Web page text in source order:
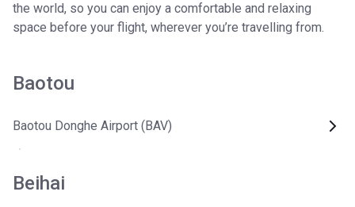
the world, so you can enjoy a comfortable and relaxing
space before your flight, wherever you’re travelling from.
Baotou
Baotou Donghe Airport (BAV)
Beihai